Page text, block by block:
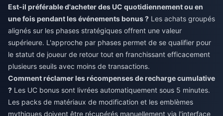
Est-il préférable d'acheter des UC quotidiennement ou en
une fois pendant les événements bonus ? Les achats groupés
alignés sur les phases stratégiques offrent une valeur
supérieure. L'approche par phases permet de se qualifier pour
le statut de joueur de retour tout en franchissant efficacement
plusieurs seuils avec moins de transactions.
Comment réclamer les récompenses de recharge cumulative
? Les UC bonus sont livrées automatiquement sous 5 minutes.
Les packs de matériaux de modification et les emblèmes
mythiques doivent être récupérés manuellement via l'interface